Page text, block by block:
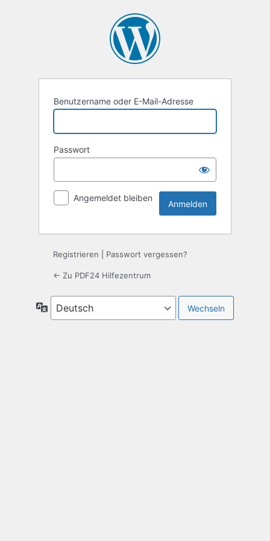
Benutzername oder E-Mail-Adresse
Passwort
Angemeldet bleiben
Registrieren Passwort vergessen?
← Zu PDF24 Hilfezentrum
Sprache